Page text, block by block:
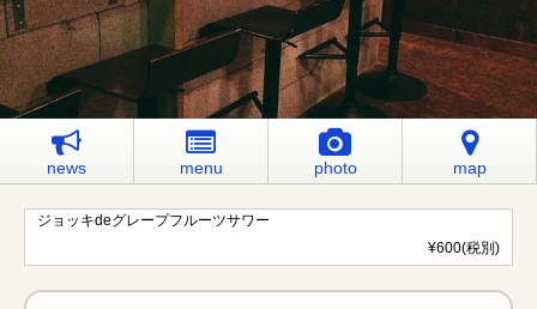
news menu photo map
ジョッキdeグレープフルーツサワー
¥600(税別)